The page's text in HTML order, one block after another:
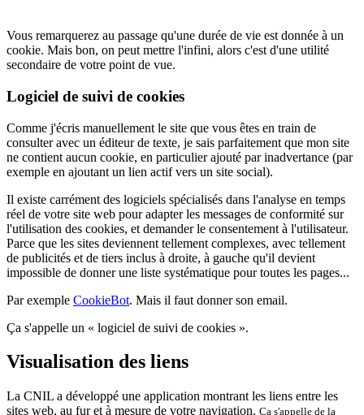
Vous remarquerez au passage qu'une durée de vie est donnée à un
cookie. Mais bon, on peut mettre l'infini, alors c'est d'une utilité
secondaire de votre point de vue.
Logiciel de suivi de cookies
Comme j'écris manuellement le site que vous êtes en train de
consulter avec un éditeur de texte, je sais parfaitement que mon site
ne contient aucun cookie, en particulier ajouté par inadvertance (par
exemple en ajoutant un lien actif vers un site social).
Il existe carrément des logiciels spécialisés dans l'analyse en temps
réel de votre site web pour adapter les messages de conformité sur
l'utilisation des cookies, et demander le consentement à l'utilisateur.
Parce que les sites deviennent tellement complexes, avec tellement
de publicités et de tiers inclus à droite, à gauche qu'il devient
impossible de donner une liste systématique pour toutes les pages...
Par exemple CookieBot. Mais il faut donner son email.
Ça s'appelle un « logiciel de suivi de cookies ».
Visualisation des liens
La CNIL a développé une application montrant les liens entre les
sites web, au fur et à mesure de votre navigation. Ça s'appelle de la